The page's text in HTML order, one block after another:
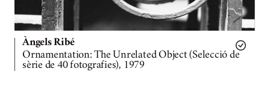
Àngels Ribé
Ornamentation: The Unrelated Object (Selecció de
sèrie de 40 fotografies), 1979